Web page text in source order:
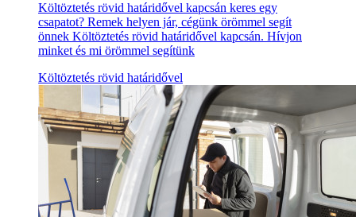
Költöztetés rövid határidővel kapcsán keres egy
csapatot? Remek helyen jár, cégünk örömmel segít
önnek Költöztetés rövid határidővel kapcsán. Hívjon
minket és mi örömmel segítünk
Költöztetés rövid határidővel